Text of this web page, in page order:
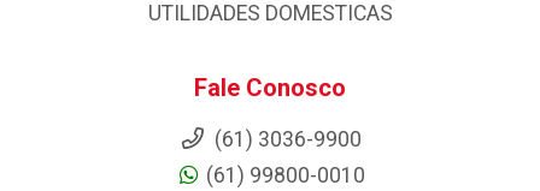
UTILIDADES DOMESTICAS
Fale Conosco
(61) 3036-9900
(61) 99800-0010